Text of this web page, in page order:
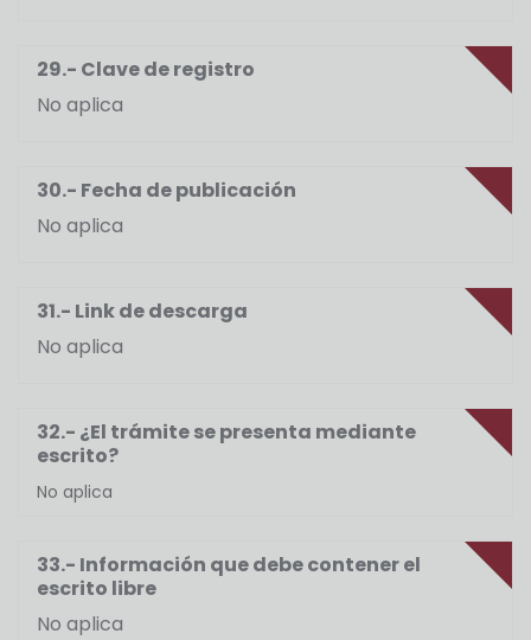
29.- Clave de registro
No aplica
30.- Fecha de publicación
No aplica
31.- Link de descarga
No aplica
32.- ¿El trámite se presenta mediante
escrito?
No aplica
33.- Información que debe contener el
escrito libre
No aplica